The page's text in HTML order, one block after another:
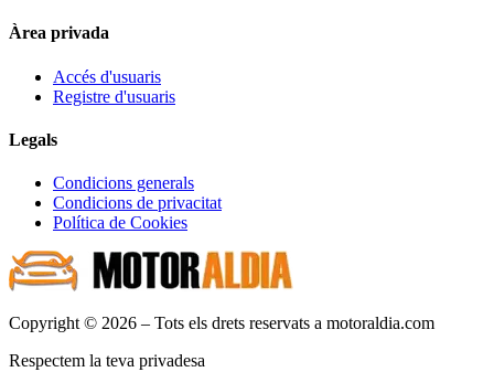
Àrea privada
Accés d'usuaris
Registre d'usuaris
Legals
Condicions generals
Condicions de privacitat
Política de Cookies
Copyright © 2026 – Tots els drets reservats a motoraldia.com
Respectem la teva privadesa